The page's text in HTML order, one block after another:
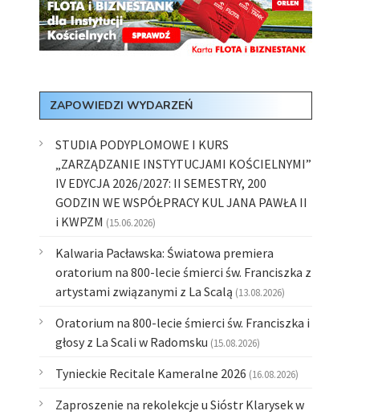
ZAPOWIEDZI WYDARZEŃ
STUDIA PODYPLOMOWE I KURS
„ZARZĄDZANIE INSTYTUCJAMI KOŚCIELNYMI”
IV EDYCJA 2026/2027: II SEMESTRY, 200
GODZIN WE WSPÓŁPRACY KUL JANA PAWŁA II
i KWPZM (15.06.2026)
Kalwaria Pacławska: Światowa premiera
oratorium na 800-lecie śmierci św. Franciszka z
artystami związanymi z La Scalą (13.08.2026)
Oratorium na 800-lecie śmierci św. Franciszka i
głosy z La Scali w Radomsku (15.08.2026)
Tynieckie Recitale Kameralne 2026 (16.08.2026)
Zaproszenie na rekolekcje u Sióstr Klarysek w